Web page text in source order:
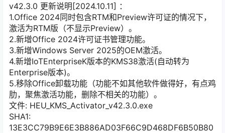
v42.3.0 更新说明[2024.10.11] ：
1.Office 2024同时包含RTM和Preview许可证的情况下，
激活为RTM版（不显示Preview）。
2.新增Office 2024许可证书管理功能。
3.新增Windows Server 2025的OEM激活。
4.新增IoTEnterpriseK版本的KMS38激活(自动转为
Enterprise版本)。
5.移除Office卸载功能（功能不如其他软件做得好，有点鸡
肋，聚焦激活功能，删除不相关的功能）。
文件: HEU_KMS_Activator_v42.3.0.exe
SHA1:
13E3CC79B9E6E3B886AD03F66C9D468DF6B50B80